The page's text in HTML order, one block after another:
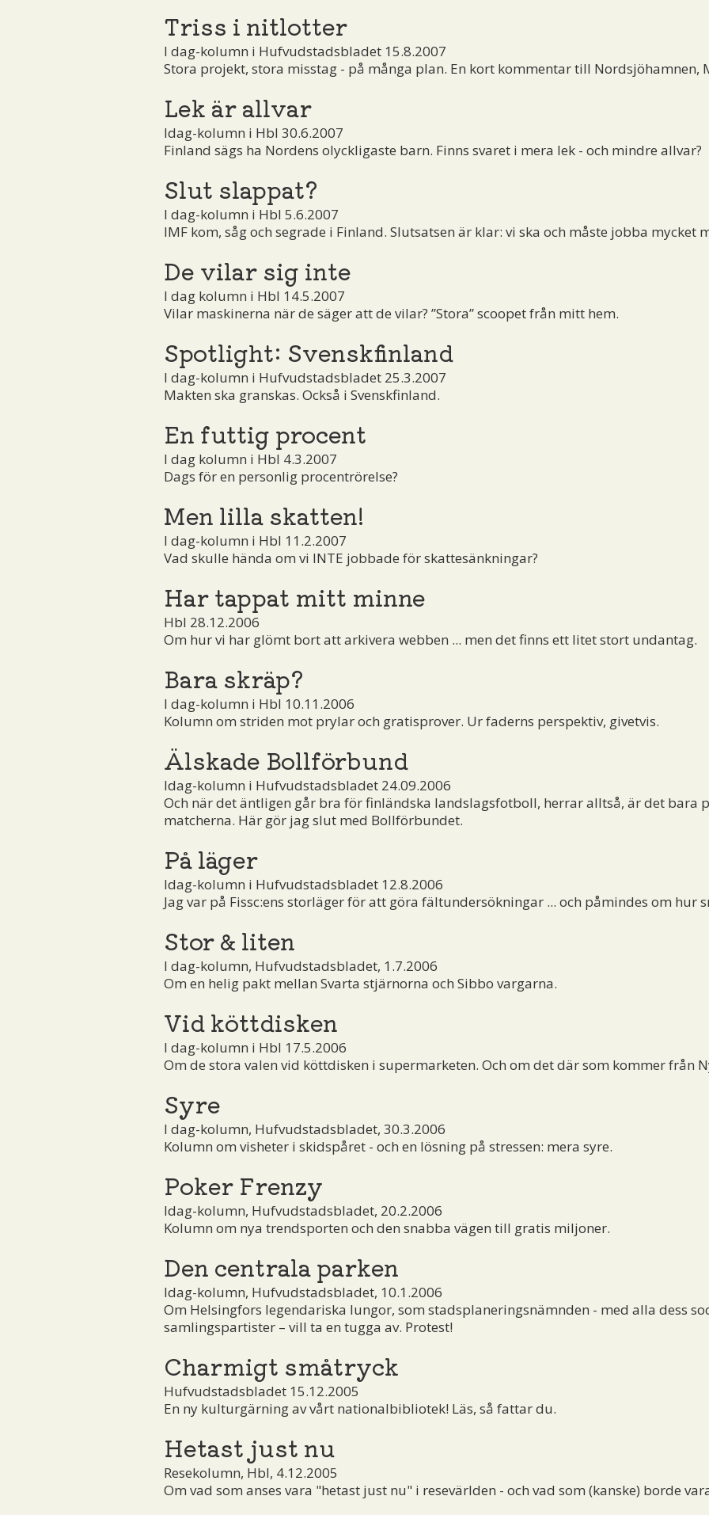
Triss i nitlotter
I dag-kolumn i Hufvudstadsbladet 15.8.2007
Stora projekt, stora misstag - på många plan. En kort kommentar till Nordsjöhamnen,
Lek är allvar
Idag-kolumn i Hbl 30.6.2007
Finland sägs ha Nordens olyckligaste barn. Finns svaret i mera lek - och mindre allvar?
Slut slappat?
I dag-kolumn i Hbl 5.6.2007
IMF kom, såg och segrade i Finland. Slutsatsen är klar: vi ska och måste jobba mycket
De vilar sig inte
I dag kolumn i Hbl 14.5.2007
Vilar maskinerna när de säger att de vilar? ”Stora” scoopet från mitt hem.
Spotlight: Svenskfinland
I dag-kolumn i Hufvudstadsbladet 25.3.2007
Makten ska granskas. Också i Svenskfinland.
En futtig procent
I dag kolumn i Hbl 4.3.2007
Dags för en personlig procentrörelse?
Men lilla skatten!
I dag-kolumn i Hbl 11.2.2007
Vad skulle hända om vi INTE jobbade för skattesänkningar?
Har tappat mitt minne
Hbl 28.12.2006
Om hur vi har glömt bort att arkivera webben ... men det finns ett litet stort undantag.
Bara skräp?
I dag-kolumn i Hbl 10.11.2006
Kolumn om striden mot prylar och gratisprover. Ur faderns perspektiv, givetvis.
Älskade Bollförbund
Idag-kolumn i Hufvudstadsbladet 24.09.2006
Och när det äntligen går bra för finländska landslagsfotboll, herrar alltså, är det bara
matcherna. Här gör jag slut med Bollförbundet.
På läger
Idag-kolumn i Hufvudstadsbladet 12.8.2006
Jag var på Fissc:ens storläger för att göra fältundersökningar ... och påmindes om hur
Stor & liten
I dag-kolumn, Hufvudstadsbladet, 1.7.2006
Om en helig pakt mellan Svarta stjärnorna och Sibbo vargarna.
Vid köttdisken
I dag-kolumn i Hbl 17.5.2006
Om de stora valen vid köttdisken i supermarketen. Och om det där som kommer från
Syre
I dag-kolumn, Hufvudstadsbladet, 30.3.2006
Kolumn om visheter i skidspåret - och en lösning på stressen: mera syre.
Poker Frenzy
Idag-kolumn, Hufvudstadsbladet, 20.2.2006
Kolumn om nya trendsporten och den snabba vägen till gratis miljoner.
Den centrala parken
Idag-kolumn, Hufvudstadsbladet, 10.1.2006
Om Helsingfors legendariska lungor, som stadsplaneringsnämnden - med alla dess
samlingspartister – vill ta en tugga av. Protest!
Charmigt småtryck
Hufvudstadsbladet 15.12.2005
En ny kulturgärning av vårt nationalbibliotek! Läs, så fattar du.
Hetast just nu
Resekolumn, Hbl, 4.12.2005
Om vad som anses vara "hetast just nu" i resevärlden - och vad som (kanske) borde